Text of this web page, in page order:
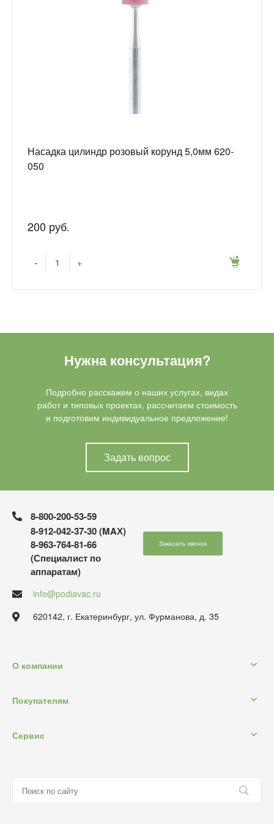
Насадка цилиндр розовый корунд 5,0мм 620-
050
200 руб.
- +
Нужна консультация?
Подробно расскажем о наших услугах, видах
работ и типовых проектах, рассчитаем стоимость
и подготовим индивидуальное предложение!
Задать вопрос
8-800-200-53-59
8-912-042-37-30 (MAХ)
8-963-764-81-66
(Специалист по
аппаратам)
Заказать звонок
info@podiavac.ru
620142, г. Екатеринбург, ул. Фурманова, д. 35
О компании
Покупателям
Сервис